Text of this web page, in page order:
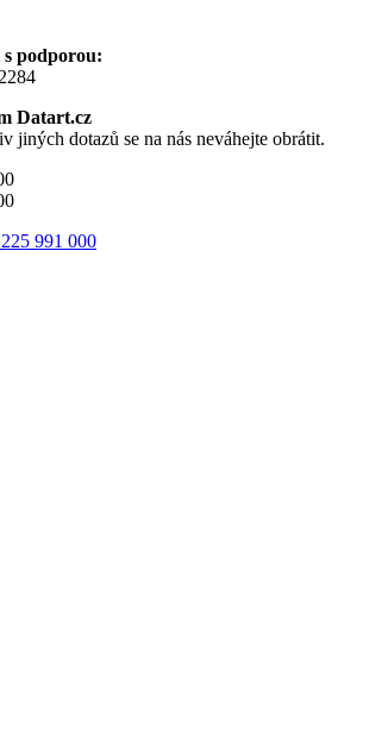
podporou:
Datart.cz
jiných dotazů se na nás neváhejte obrátit.
991 000